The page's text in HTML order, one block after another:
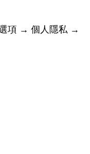
項 → 個人隱私 →